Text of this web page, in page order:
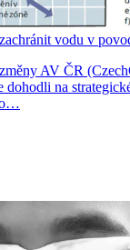
vodu v
AV ČR
na